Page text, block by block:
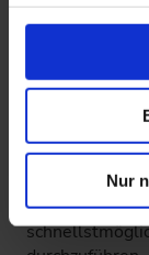
Nur
das Digitale
integriert
hat, zu
eröffnet
dies den
Liefersituation